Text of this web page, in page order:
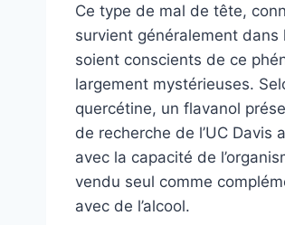
Ce type de mal de tête,
survient généralement
soient conscients de ce
largement mystérieuses.
quercétine, un flavanol
de recherche de l’UC
avec la capacité de
vendu seul comme
avec de l’alcool.